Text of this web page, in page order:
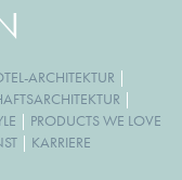
ARCHITEKTUR |
|
| PRODUCTS WE LOVE
| KARRIERE